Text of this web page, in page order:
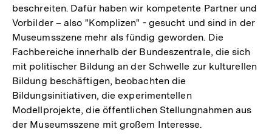
beschreiten. Dafür haben wir kompetente Partner und
Vorbilder – also "Komplizen" - gesucht und sind in der
Museumsszene mehr als fündig geworden. Die
Fachbereiche innerhalb der Bundeszentrale, die sich
mit politischer Bildung an der Schwelle zur kulturellen
Bildung beschäftigen, beobachten die
Bildungsinitiativen, die experimentellen
Modellprojekte, die öffentlichen Stellungnahmen aus
der Museumsszene mit großem Interesse.